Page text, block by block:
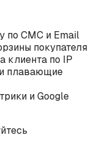
по СМС и Email
покупателя
клиента по IP
плавающие
и Google